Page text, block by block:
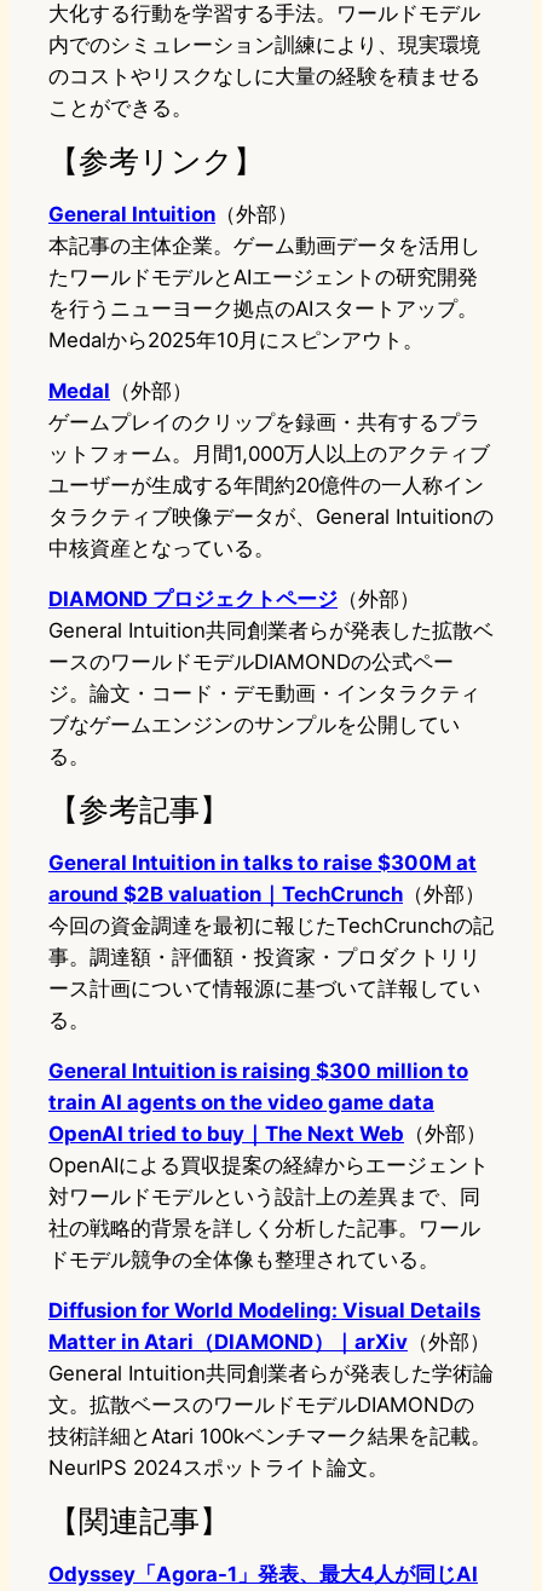
大化する行動を学習する手法。ワールドモデル
内でのシミュレーション訓練により、現実環境
のコストやリスクなしに大量の経験を積ませる
ことができる。
【参考リンク】
General Intuition （外部）
本記事の主体企業。ゲーム動画データを活用し
たワールドモデルとAIエージェントの研究開発
を行うニューヨーク拠点のAIスタートアップ。
Medalから2025年10月にスピンアウト。
Medal （外部）
ゲームプレイのクリップを録画・共有するプラ
ットフォーム。月間1,000万人以上のアクティブ
ユーザーが生成する年間約20億件の一人称イン
タラクティブ映像データが、General Intuitionの
中核資産となっている。
DIAMOND プロジェクトページ （外部）
General Intuition共同創業者らが発表した拡散ベ
ースのワールドモデルDIAMONDの公式ペー
ジ。論文・コード・デモ動画・インタラクティ
ブなゲームエンジンのサンプルを公開してい
る。
【参考記事】
General Intuition in talks to raise $300M at
around $2B valuation｜TechCrunch （外部）
今回の資金調達を最初に報じたTechCrunchの記
事。調達額・評価額・投資家・プロダクトリリ
ース計画について情報源に基づいて詳報してい
る。
General Intuition is raising $300 million to
train AI agents on the video game data
OpenAI tried to buy｜The Next Web （外部）
OpenAIによる買収提案の経緯からエージェント
対ワールドモデルという設計上の差異まで、同
社の戦略的背景を詳しく分析した記事。ワール
ドモデル競争の全体像も整理されている。
Diffusion for World Modeling: Visual Details
Matter in Atari（DIAMOND）｜arXiv （外部）
General Intuition共同創業者らが発表した学術論
文。拡散ベースのワールドモデルDIAMONDの
技術詳細とAtari 100kベンチマーク結果を記載。
NeurIPS 2024スポットライト論文。
【関連記事】
Odyssey「Agora-1」発表、最大4人が同じAI